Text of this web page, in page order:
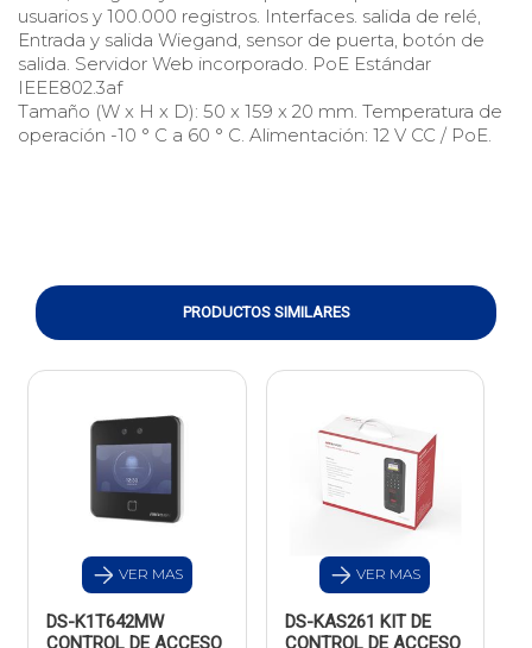
usuarios y 100.000 registros. Interfaces. salida de relé,
Entrada y salida Wiegand, sensor de puerta, botón de
salida. Servidor Web incorporado. PoE Estándar
IEEE802.3af
Tamaño (W x H x D): 50 x 159 x 20 mm. Temperatura de
operación -10 ° C a 60 ° C. Alimentación: 12 V CC / PoE.
PRODUCTOS SIMILARES
VER MAS
DS-K1T642MW
CONTROL DE ACCESO
VER MAS
DS-KAS261 KIT DE
CONTROL DE ACCESO